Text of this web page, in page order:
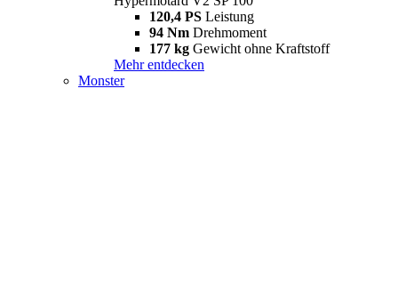
120,4 PS Leistung
94 Nm Drehmoment
177 kg Gewicht ohne Kraftstoff
Mehr entdecken
Monster